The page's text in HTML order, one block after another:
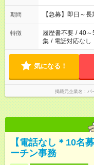
期間 【急募】即日～
特徴 履歴書不要 / 40～
集 / 電話対応なし
気になる！
掲載元企業名 パ
【電話なし＊10名
ーチン事務